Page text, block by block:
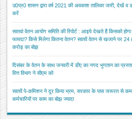
उ0प्र0 शासन द्वारा वर्ष 2021 की अवकाश तालिका जारी, देखें व
करें
सातवां वेतन आयोग समिति की रिपोर्ट : आइये देखते हैं किसको होगा
फायदा? किसे मिलेगा कितना वेतन? सातवें वेतन से खजाने पर 24
करोड़ का बोझ
दिसंबर के वेतन के साथ जनवरी में डीए का नगद भुगतान का
वित्त विभाग ने सीएम को
सातवें पे-कमिशन ने दूर किया भ्रम, सरकार के पास जरूरत से कम
कर्मचारियों पर काम का बोझ ज्यादा